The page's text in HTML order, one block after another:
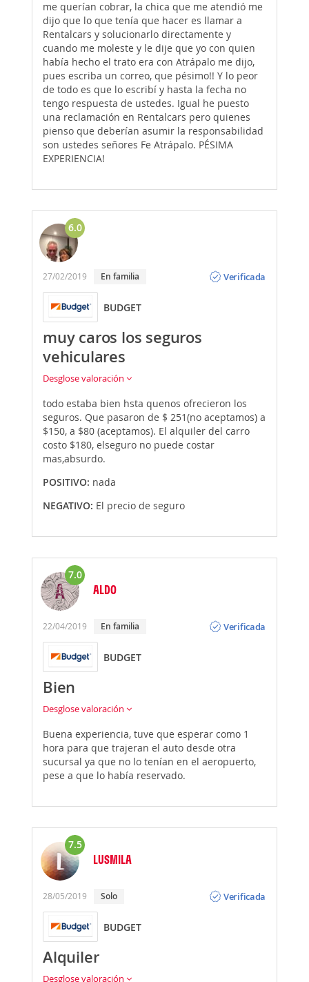
me querían cobrar, la chica que me atendió me
dijo que lo que tenía que hacer es llamar a
Rentalcars y solucionarlo directamente y
cuando me moleste y le dije que yo con quien
había hecho el trato era con Atrápalo me dijo,
pues escriba un correo, que pésimo!! Y lo peor
de todo es que lo escribí y hasta la fecha no
tengo respuesta de ustedes. Igual he puesto
una reclamación en Rentalcars pero quienes
pienso que deberían asumir la responsabilidad
son ustedes señores Fe Atrápalo. PÉSIMA
EXPERIENCIA!
6.0
27/02/2019 En familia
Verificada
BUDGET
muy caros los seguros
vehiculares
Desglose valoración
todo estaba bien hsta quenos ofrecieron los
seguros. Que pasaron de $ 251(no aceptamos) a
$150, a $80 (aceptamos). El alquiler del carro
costo $180, elseguro no puede costar
mas,absurdo.
POSITIVO: nada
NEGATIVO: El precio de seguro
7.0
ALDO
22/04/2019 En familia
Verificada
BUDGET
Bien
Desglose valoración
Buena experiencia, tuve que esperar como 1
hora para que trajeran el auto desde otra
sucursal ya que no lo tenían en el aeropuerto,
pese a que lo había reservado.
7.5
LUSMILA
28/05/2019 Solo
Verificada
BUDGET
Alquiler
Desglose valoración